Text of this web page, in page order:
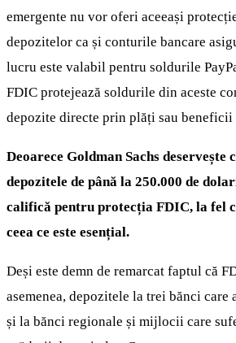
emergente nu vor oferi aceeași
depozitelor ca și conturile bancare
lucru este valabil pentru soldurile
FDIC protejează soldurile din aceste
depozite directe prin plăți sau beneficii
Deoarece Goldman Sachs deservește
depozitele de până la 250.000 de
califică pentru protecția FDIC, la fel
ceea ce este esențial.
Deși este demn de remarcat faptul că
asemenea, depozitele la trei bănci care
și la bănci regionale și mijlocii care